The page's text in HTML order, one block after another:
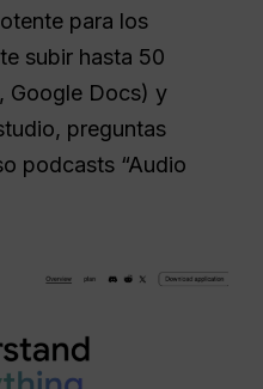
para los
subir hasta 50
Google Docs) y
preguntas
podcasts “Audio